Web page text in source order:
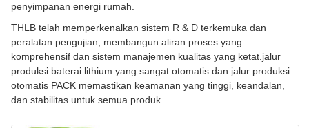
penyimpanan energi rumah.
THLB telah memperkenalkan sistem R & D terkemuka dan
peralatan pengujian, membangun aliran proses yang
komprehensif dan sistem manajemen kualitas yang ketat.jalur
produksi baterai lithium yang sangat otomatis dan jalur produksi
otomatis PACK memastikan keamanan yang tinggi, keandalan,
dan stabilitas untuk semua produk.